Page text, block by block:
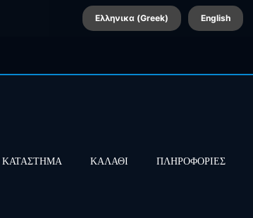
Ελληνικα (Greek) English
ΚΑΤΑΣΤΗΜΑ ΚΑΛΑΘΙ ΠΛΗΡΟΦΟΡΙΕΣ